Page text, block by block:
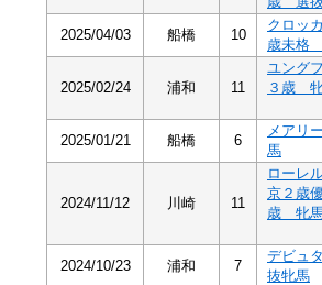
2025/04/03
船橋 10
クロッ
歳未格
2025/02/24 浦和 11
ユング
３歳
2025/01/21 船橋 6
メアリ
馬
2024/11/12 川崎 11
ローレ
京２歳
歳 牝
2024/10/23 浦和 7
デビュ
抜牝馬